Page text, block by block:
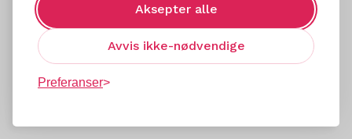
Aksepter alle
Avvis ikke-nødvendige
Preferanser